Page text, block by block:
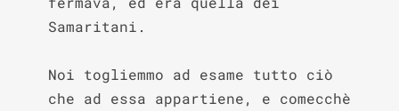
Samaritani.
Noi togliemmo ad esame tutto ciò
che ad essa appartiene, e comecchè